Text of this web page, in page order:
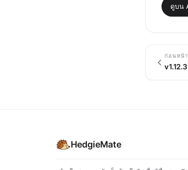
ดูบน
ก่อนหน้า
v1.12.3
HedgieMate